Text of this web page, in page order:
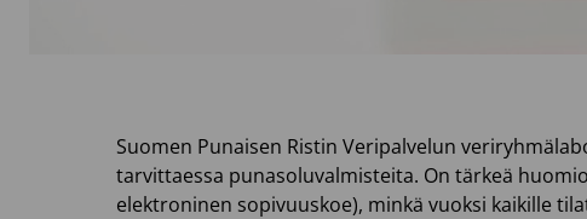
Suomen Punaisen Ristin Veripalvelun
tarvittaessa punasoluvalmisteita. On tärkeä
elektroninen sopivuuskoe), minkä vuoksi kaikille